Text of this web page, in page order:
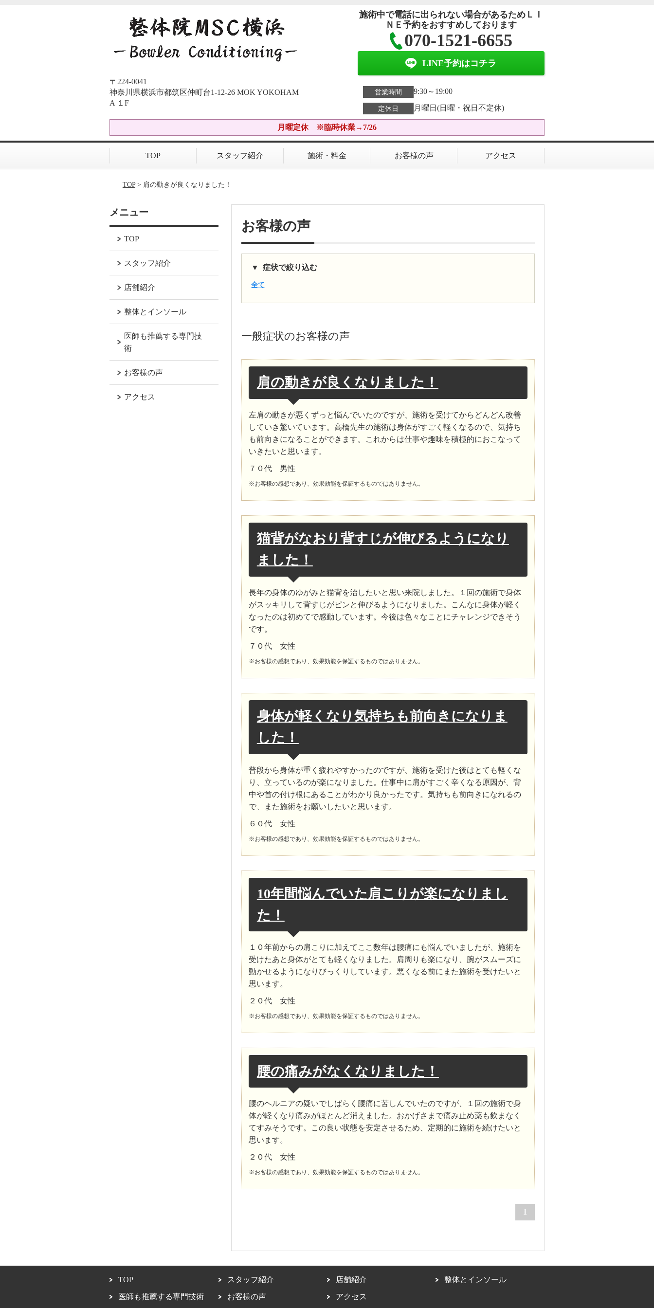
〒224-0041
神奈川県横浜市都筑区仲町台1-12-26 MOK YOKOHAM
A １F
施術中で電話に出られない場合があるためＬＩ
ＮＥ予約をおすすめしております
070-1521-6655
LINE予約はコチラ
営業時間 9:30～19:00
定休日 月曜日(日曜・祝日不定休)
月曜定休 ※臨時休業→7/26
TOP スタッフ紹介 施術・料金 お客様の声 アクセス
TOP> 肩の動きが良くなりました！
お客様の声
症状で絞り込む
全て
一般症状のお客様の声
肩の動きが良くなりました！
左肩の動きが悪くずっと悩んでいたのですが、施術を受けてからどんどん改善
していき驚いています。高橋先生の施術は身体がすごく軽くなるので、気持ち
も前向きになることができます。これからは仕事や趣味を積極的におこなって
いきたいと思います。
７０代 男性
※お客様の感想であり、効果効能を保証するものではありません。
猫背がなおり背すじが伸びるようになり
ました！
長年の身体のゆがみと猫背を治したいと思い来院しました。１回の施術で身体
がスッキリして背すじがピンと伸びるようになりました。こんなに身体が軽く
なったのは初めてで感動しています。今後は色々なことにチャレンジできそう
です。
７０代 女性
※お客様の感想であり、効果効能を保証するものではありません。
身体が軽くなり気持ちも前向きになりま
した！
普段から身体が重く疲れやすかったのですが、施術を受けた後はとても軽くな
り、立っているのが楽になりました。仕事中に肩がすごく辛くなる原因が、背
中や首の付け根にあることがわかり良かったです。気持ちも前向きになれるの
で、また施術をお願いしたいと思います。
６０代 女性
※お客様の感想であり、効果効能を保証するものではありません。
10年間悩んでいた肩こりが楽になりまし
た！
１０年前からの肩こりに加えてここ数年は腰痛にも悩んでいましたが、施術を
受けたあと身体がとても軽くなりました。肩周りも楽になり、腕がスムーズに
動かせるようになりびっくりしています。悪くなる前にまた施術を受けたいと
思います。
２０代 女性
※お客様の感想であり、効果効能を保証するものではありません。
腰の痛みがなくなりました！
腰のヘルニアの疑いでしばらく腰痛に苦しんでいたのですが、１回の施術で身
体が軽くなり痛みがほとんど消えました。おかげさまで痛み止め薬も飲まなく
てすみそうです。この良い状態を安定させるため、定期的に施術を続けたいと
思います。
２０代 女性
※お客様の感想であり、効果効能を保証するものではありません。
1
メニュー
TOP
スタッフ紹介
店舗紹介
整体とインソール
医師も推薦する専門技
術
お客様の声
アクセス
TOP スタッフ紹介 店舗紹介 整体とインソール
医師も推薦する専門技術 お客様の声 アクセス